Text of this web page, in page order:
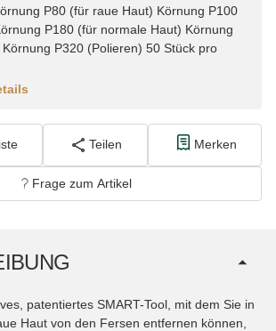
P80 (für raue Haut) Körnung P100
P180 (für normale Haut) Körnung
P320 (Polieren) 50 Stück pro
Teilen Merken
Frage zum Artikel
patentiertes SMART-Tool, mit dem Sie in
Haut von den Fersen entfernen können,